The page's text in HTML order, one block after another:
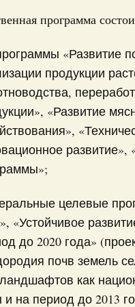
программа
«Развитие
продукции
«Развитие
развитие»,
целевые
«Устойчивое
до 2020 года»
почв земель
как
и на период до 2013
№1979-р, распоряжение от 30
хозяйство
предприятий
№2021-р
июля, понедельник
параметры
карт «Мир»
мер
№914